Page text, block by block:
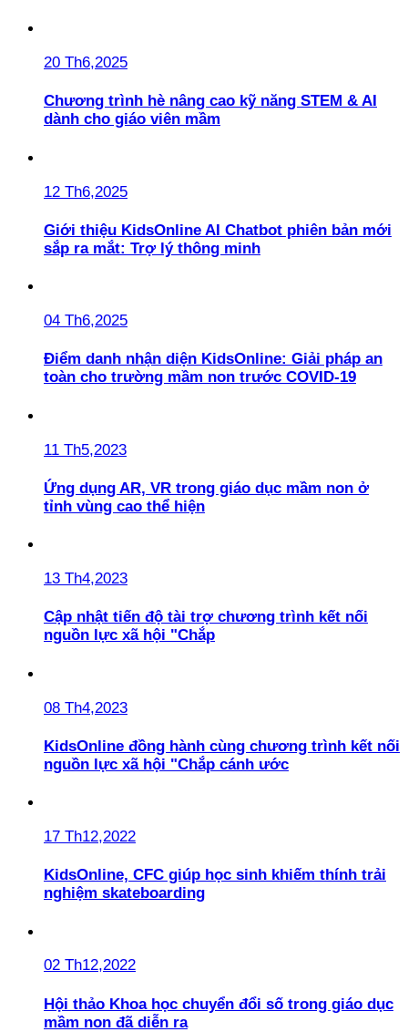
20 Th6,2025
Chương trình hè nâng cao kỹ năng STEM & AI
dành cho giáo viên mầm
12 Th6,2025
Giới thiệu KidsOnline AI Chatbot phiên bản mới
sắp ra mắt: Trợ lý thông minh
04 Th6,2025
Điểm danh nhận diện KidsOnline: Giải pháp an
toàn cho trường mầm non trước COVID-19
11 Th5,2023
Ứng dụng AR, VR trong giáo dục mầm non ở
tỉnh vùng cao thể hiện
13 Th4,2023
Cập nhật tiến độ tài trợ chương trình kết nối
nguồn lực xã hội "Chắp
08 Th4,2023
KidsOnline đồng hành cùng chương trình kết nối
nguồn lực xã hội "Chắp cánh ước
17 Th12,2022
KidsOnline, CFC giúp học sinh khiếm thính trải
nghiệm skateboarding
02 Th12,2022
Hội thảo Khoa học chuyển đổi số trong giáo dục
mầm non đã diễn ra